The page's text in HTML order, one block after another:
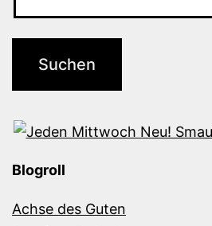
Blogroll
Achse des Guten